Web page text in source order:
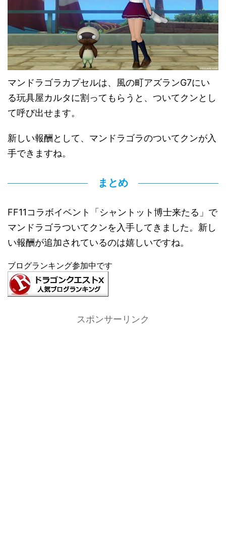
マンドラゴラカプセルは、風の町アズランG7にい
る玩具屋カルタに割ってもらうと、ついてクンとし
て呼び出せます。
新しい報酬として、マンドラゴラのついてクンが入
手できますね。
まとめ
FF11コラボイベント「シャントット博士来たる」で
マンドラゴラついてクンを入手してきました。新し
い報酬が追加されているのは嬉しいですね。
ブログランキング参加中です
スポンサーリンク